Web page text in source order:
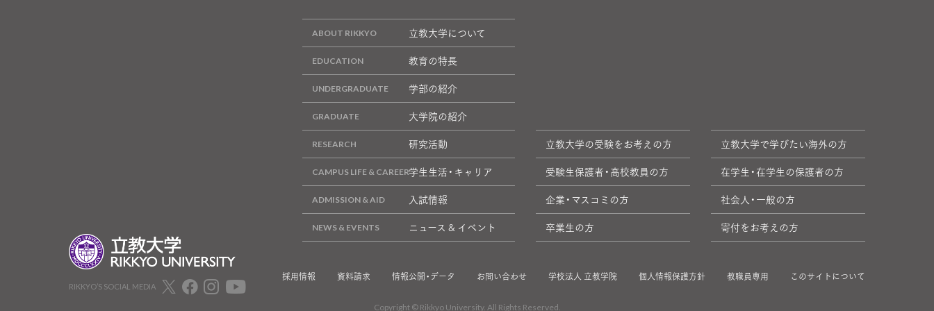
立教大学について
教育の特長
学部の紹介
大学院の紹介
研究活動
学生生活・キャリア
入試情報
ニュース & イベント
立教大学の受験をお考えの方
立教大学で学びたい海外の方
受験生保護者・高校教員の方
在学生・在学生の保護者の方
企業・マスコミの方
社会人・一般の方
卒業生の方
寄付をお考えの方
採用情報 資料請求 情報公開・データ お問い合わせ 学校法人 立教学院 個人情報保護方針 教職員専用 このサイトについて
Copyright © Rikkyo University. All Rights Reserved.
RIKKYO’S SOCIAL MEDIA